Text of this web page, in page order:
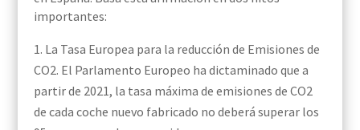
importantes:
La Tasa Europea para la reducción de Emisiones de
CO2. El Parlamento Europeo ha dictaminado que a
partir de 2021, la tasa máxima de emisiones de CO2
de cada coche nuevo fabricado no deberá superar los